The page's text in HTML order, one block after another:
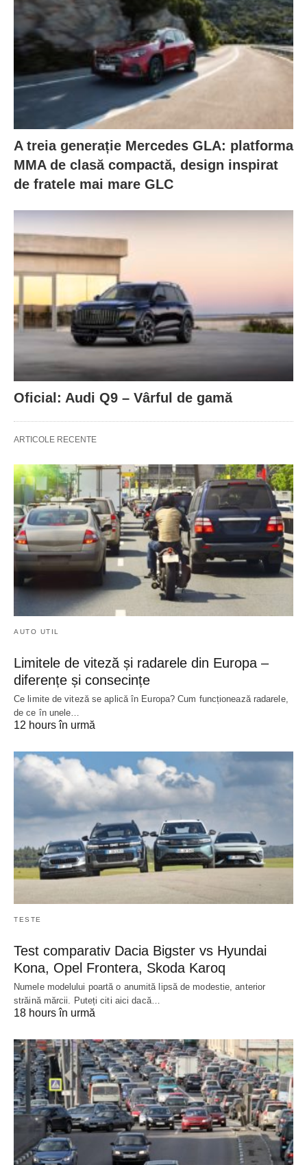
A treia generație Mercedes GLA: platforma
MMA de clasă compactă, design inspirat
de fratele mai mare GLC
Oficial: Audi Q9 – Vârful de gamă
ARTICOLE RECENTE
AUTO UTIL
Limitele de viteză și radarele din Europa –
diferențe și consecințe
Ce limite de viteză se aplică în Europa? Cum funcționează radarele,
de ce în unele…
12 hours în urmă
TESTE
Test comparativ Dacia Bigster vs Hyundai
Kona, Opel Frontera, Skoda Karoq
Numele modelului poartă o anumită lipsă de modestie, anterior
străină mărcii. Puteți citi aici dacă…
18 hours în urmă